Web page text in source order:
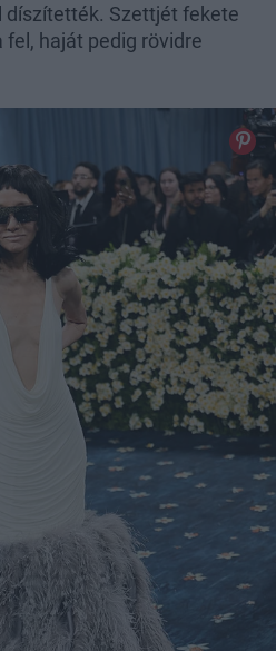
díszítették. Szettjét fekete
haját pedig rövidre